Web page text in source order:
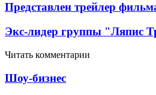
Представлен трейлер
Экс-лидер группы "Ляпис
Читать комментарии
Шоу-бизнес